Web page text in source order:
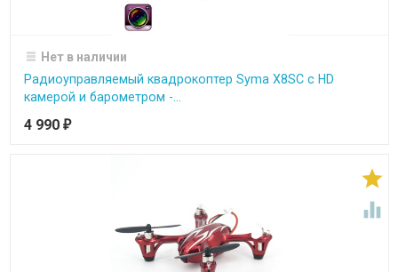
Нет в наличии
Радиоуправляемый квадрокоптер Syma X8SC с HD
камерой и барометром -...
4 990 ₽

